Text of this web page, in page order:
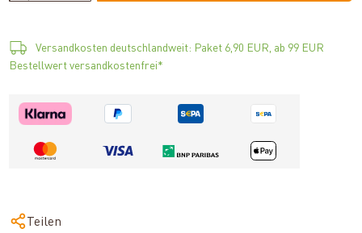
Versandkosten deutschlandweit: Paket 6,90 EUR, ab 99 EUR
Bestellwert versandkostenfrei*
Teilen